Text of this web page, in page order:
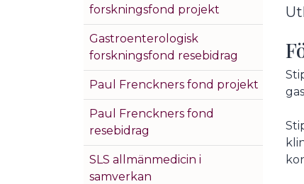
forskningsfond projekt
Gastroenterologisk
forskningsfond resebidrag
Paul Frenckners fond projekt
Paul Frenckners fond
resebidrag
SLS allmänmedicin i
samverkan